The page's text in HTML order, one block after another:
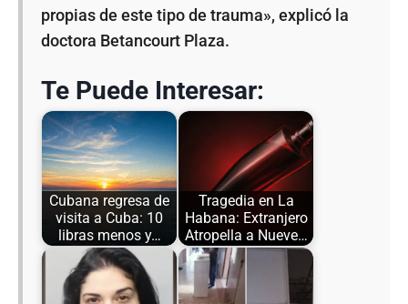
propias de este tipo de trauma», explicó la
doctora Betancourt Plaza.
Te Puede Interesar:
Cubana regresa de
visita a Cuba: 10
libras menos y…
Tragedia en La
Habana: Extranjero
Atropella a Nueve…